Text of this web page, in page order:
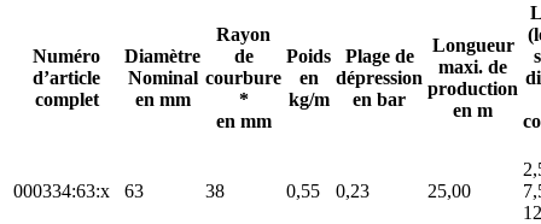
Numéro
d’article
complet
Diamètre
Nominal
en mm
Rayon
de
courbure
*
en mm
Poids
en
kg/m
Plage de
dépression
en bar
Longueur
maxi. de
production
en m
000334:63:x 63 38 0,55 0,23 25,00